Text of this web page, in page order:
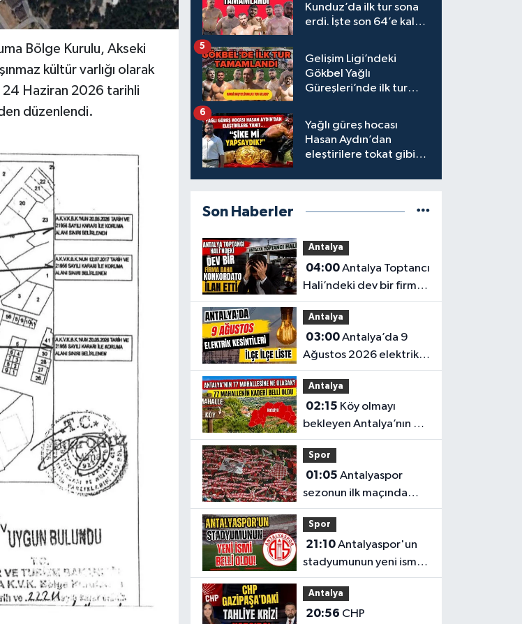
Bölge Kurulu, Akseki
kültür varlığı olarak
24 Haziran 2026 tarihli
düzenlendi.
Kunduz’da ilk tur sona
erdi. İşte son 64’e kalan
Gelişim Ligi’ndeki
Gökbel Yağlı
Güreşleri’nde ilk tur
5
Yağlı güreş hocası
Hasan Aydın’dan
eleştirilere tokat gibi
6
Son Haberler
Antalya
04:00Antalya Toptancı
Hali’ndeki dev bir firma
daha konkordato ilan
etti
Antalya
03:00Antalya’da 9
Ağustos 2026 elektrik
kesintilerinin tam listesi
Antalya
02:15
bekleyen Antalya’nın 77
mahallesinin kaderi belli
oldu
Spor
01:05
sezonun ilk maçında
Keçiörengücü’nü
ağırlıyor
Spor
21:10Antalyaspor'un
stadyumunun yeni ismi
belli oldu!
Antalya
20:56